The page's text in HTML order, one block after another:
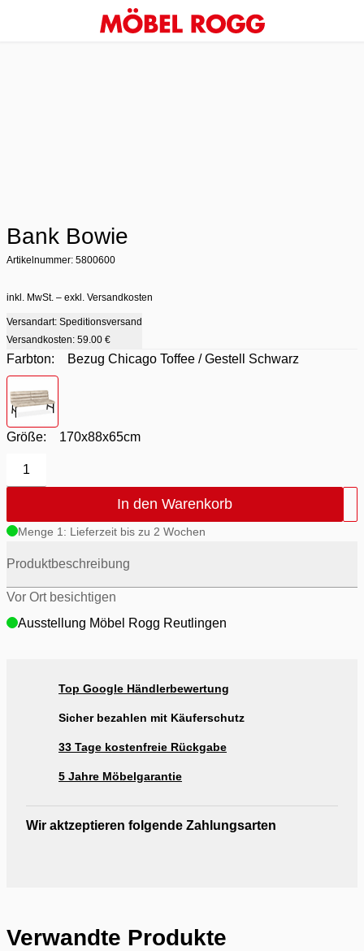
Bank Bowie
Artikelnummer: 5800600
inkl. MwSt. – exkl. Versandkosten
Versandart: Speditionsversand
Versandkosten: 59.00 €
Farbton:
Bezug Chicago Toffee / Gestell Schwarz
Größe: 170x88x65cm
1
In den Warenkorb
Menge 1: Lieferzeit bis zu 2 Wochen
Produktbeschreibung
Vor Ort besichtigen
Ausstellung Möbel Rogg Reutlingen
Top Google Händlerbewertung
Sicher bezahlen mit Käuferschutz
33 Tage kostenfreie Rückgabe
5 Jahre Möbelgarantie
Wir aktzeptieren folgende Zahlungsarten
Verwandte Produkte